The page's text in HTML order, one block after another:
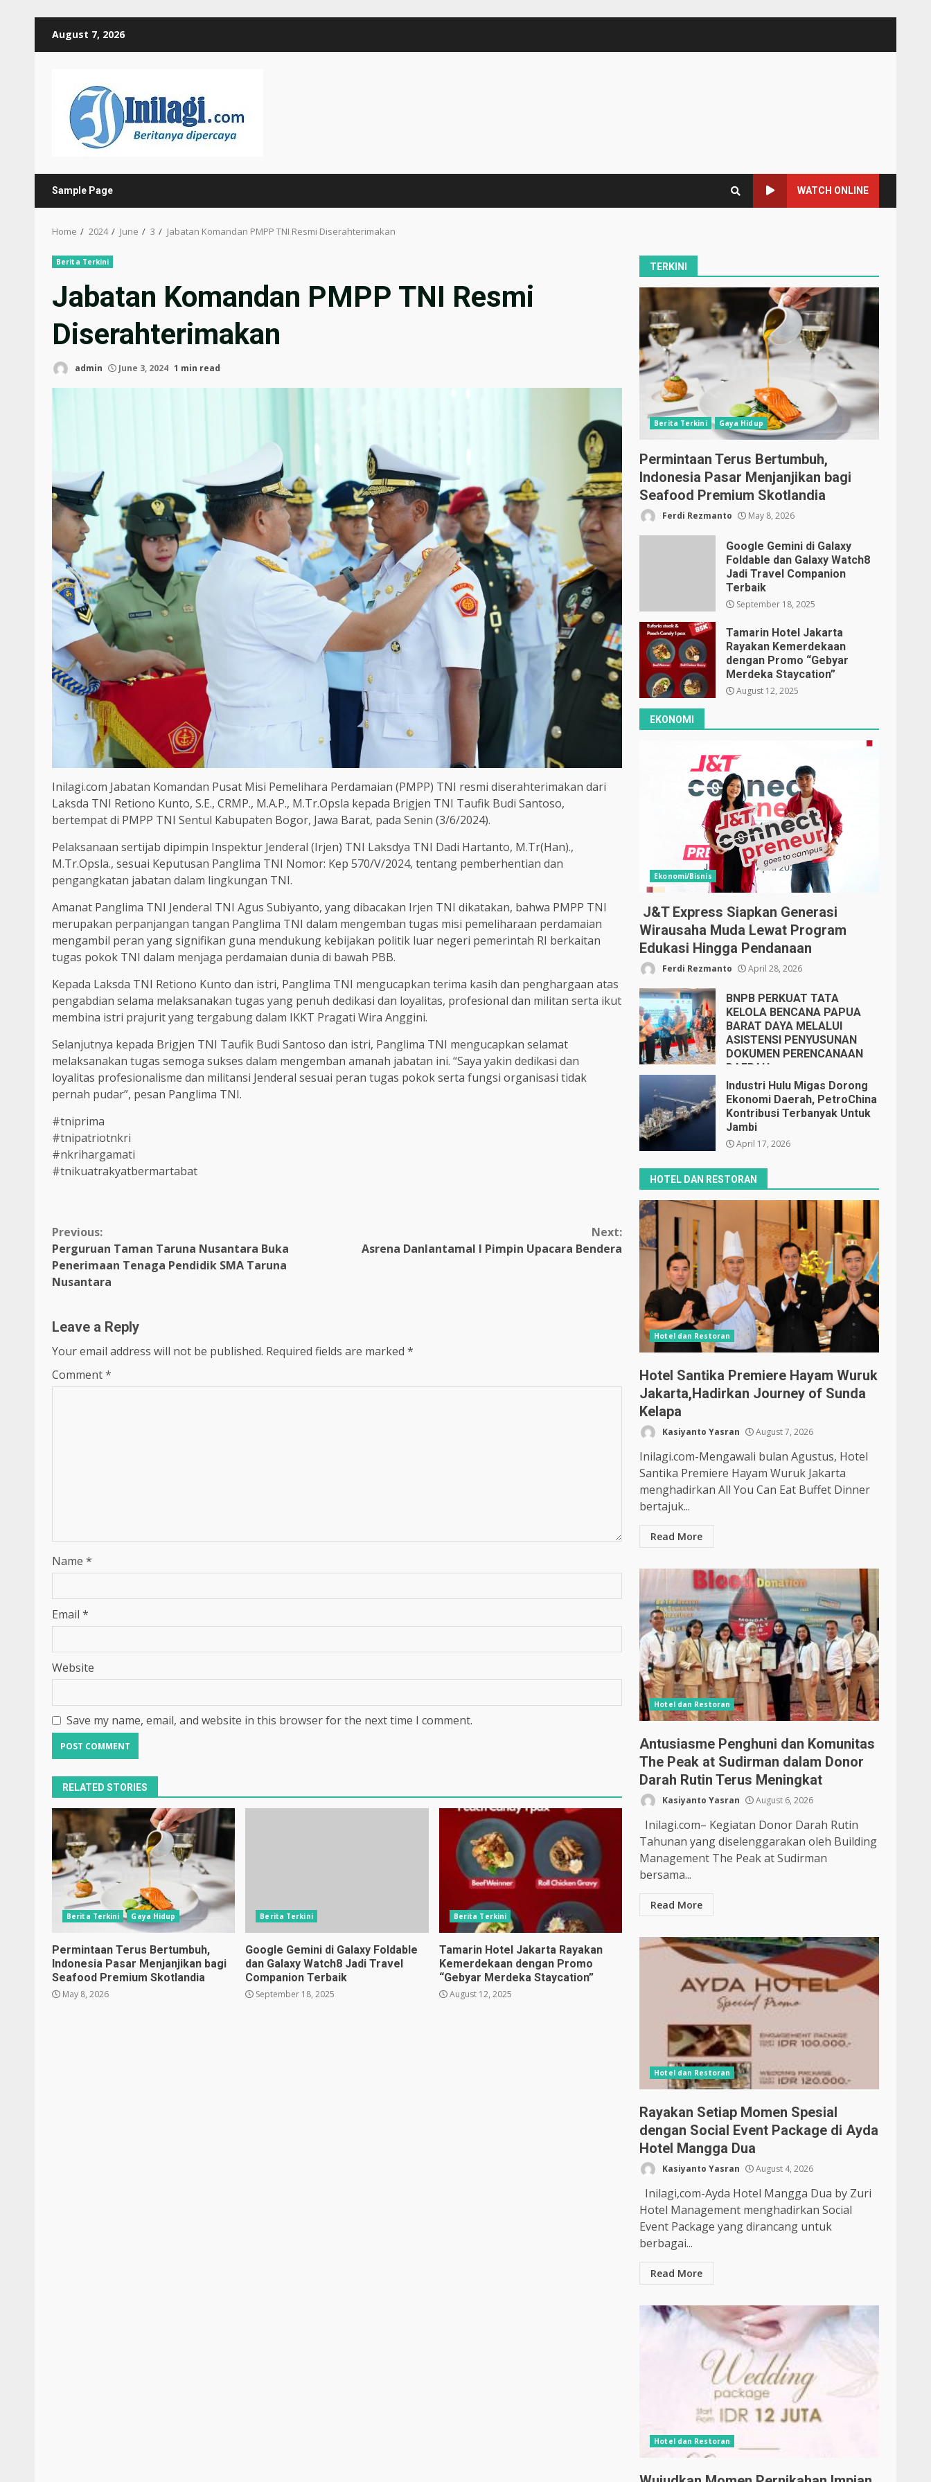
August 7, 2026
Sample Page WATCH ONLINE
Home 2024 June 3 Jabatan Komandan PMPP TNI Resmi Diserahterimakan
Berita Terkini
Jabatan Komandan PMPP TNI Resmi
Diserahterimakan
admin June 3, 2024 1 min read
Inilagi.com Jabatan Komandan Pusat Misi Pemelihara Perdamaian (PMPP) TNI resmi diserahterimakan dari
Laksda TNI Retiono Kunto, S.E., CRMP., M.A.P., M.Tr.Opsla kepada Brigjen TNI Taufik Budi Santoso,
bertempat di PMPP TNI Sentul Kabupaten Bogor, Jawa Barat, pada Senin (3/6/2024).
Pelaksanaan sertijab dipimpin Inspektur Jenderal (Irjen) TNI Laksdya TNI Dadi Hartanto, M.Tr(Han).,
M.Tr.Opsla., sesuai Keputusan Panglima TNI Nomor: Kep 570/V/2024, tentang pemberhentian dan
pengangkatan jabatan dalam lingkungan TNI.
Amanat Panglima TNI Jenderal TNI Agus Subiyanto, yang dibacakan Irjen TNI dikatakan, bahwa PMPP TNI
merupakan perpanjangan tangan Panglima TNI dalam mengemban tugas misi pemeliharaan perdamaian
mengambil peran yang signifikan guna mendukung kebijakan politik luar negeri pemerintah RI berkaitan
tugas pokok TNI dalam menjaga perdamaian dunia di bawah PBB.
Kepada Laksda TNI Retiono Kunto dan istri, Panglima TNI mengucapkan terima kasih dan penghargaan atas
pengabdian selama melaksanakan tugas yang penuh dedikasi dan loyalitas, profesional dan militan serta ikut
membina istri prajurit yang tergabung dalam IKKT Pragati Wira Anggini.
Selanjutnya kepada Brigjen TNI Taufik Budi Santoso dan istri, Panglima TNI mengucapkan selamat
melaksanakan tugas semoga sukses dalam mengemban amanah jabatan ini. “Saya yakin dedikasi dan
loyalitas profesionalisme dan militansi Jenderal sesuai peran tugas pokok serta fungsi organisasi tidak
pernah pudar”, pesan Panglima TNI.
#tniprima
#tnipatriotnkri
#nkrihargamati
#tnikuatrakyatbermartabat
Continue
Reading
Previous:
Perguruan Taman Taruna Nusantara Buka
Penerimaan Tenaga Pendidik SMA Taruna
Nusantara
Next:
Asrena Danlantamal I Pimpin Upacara Bendera
Leave a Reply
Your email address will not be published. Required fields are marked *
Comment*
Name *
Email *
Website
Save my name, email, and website in this browser for the next time I comment.
RELATED STORIES
Berita Terkini Gaya Hidup
Permintaan Terus Bertumbuh,
Indonesia Pasar Menjanjikan bagi
Seafood Premium Skotlandia
May 8, 2026
Berita Terkini
Google Gemini di Galaxy Foldable
dan Galaxy Watch8 Jadi Travel
Companion Terbaik
September 18, 2025
Berita Terkini
Tamarin Hotel Jakarta Rayakan
Kemerdekaan dengan Promo
“Gebyar Merdeka Staycation”
August 12, 2025
TERKINI
Berita Terkini Gaya Hidup
Permintaan Terus Bertumbuh,
Indonesia Pasar Menjanjikan bagi
Seafood Premium Skotlandia
Ferdi Rezmanto May 8, 2026
Google Gemini di Galaxy
Foldable dan Galaxy Watch8
Jadi Travel Companion
Terbaik
September 18, 2025
Tamarin Hotel Jakarta
Rayakan Kemerdekaan
dengan Promo “Gebyar
Merdeka Staycation”
August 12, 2025
EKONOMI
Ekonomi/Bisnis
J&T Express Siapkan Generasi
Wirausaha Muda Lewat Program
Edukasi Hingga Pendanaan
Ferdi Rezmanto April 28, 2026
BNPB PERKUAT TATA
KELOLA BENCANA PAPUA
BARAT DAYA MELALUI
ASISTENSI PENYUSUNAN
DOKUMEN PERENCANAAN
DAERAH
April 17, 2026
Industri Hulu Migas Dorong
Ekonomi Daerah, PetroChina
Kontribusi Terbanyak Untuk
Jambi
April 17, 2026
HOTEL DAN RESTORAN
Hotel dan Restoran
Hotel Santika Premiere Hayam Wuruk
Jakarta,Hadirkan Journey of Sunda
Kelapa
Kasiyanto Yasran August 7, 2026
Inilagi.com-Mengawali bulan Agustus, Hotel
Santika Premiere Hayam Wuruk Jakarta
menghadirkan All You Can Eat Buffet Dinner
bertajuk...
Read More
Hotel dan Restoran
Antusiasme Penghuni dan Komunitas
The Peak at Sudirman dalam Donor
Darah Rutin Terus Meningkat
Kasiyanto Yasran August 6, 2026
Inilagi.com– Kegiatan Donor Darah Rutin
Tahunan yang diselenggarakan oleh Building
Management The Peak at Sudirman
bersama...
Read More
Hotel dan Restoran
Rayakan Setiap Momen Spesial
dengan Social Event Package di Ayda
Hotel Mangga Dua
Kasiyanto Yasran August 4, 2026
Inilagi,com-Ayda Hotel Mangga Dua by Zuri
Hotel Management menghadirkan Social
Event Package yang dirancang untuk
berbagai...
Read More
Hotel dan Restoran